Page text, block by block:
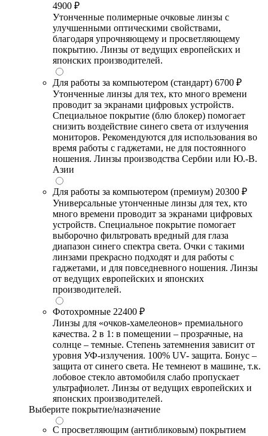
4900 ₽
Утонченные полимерные очковые линзы с
улучшенными оптическими свойствами,
благодаря упрочняющему и просветляющему
покрытию. Линзы от ведущих европейских и
японских производителей.
Для работы за компьютером (стандарт) 6700 ₽
Утонченные линзы для тех, кто много времени
проводит за экранами цифровых устройств.
Специальное покрытие (блю блокер) помогает
снизить воздействие синего света от излучения
мониторов. Рекомендуются для использования во
время работы с гаджетами, не для постоянного
ношения. Линзы производства Сербии или Ю.-В.
Азии
Для работы за компьютером (премиум) 20300 ₽
Универсальные утонченные линзы для тех, кто
много времени проводит за экранами цифровых
устройств. Специальное покрытие помогает
выборочно фильтровать вредный для глаза
диапазон синего спектра света. Очки с такими
линзами прекрасно подходят и для работы с
гаджетами, и для повседневного ношения. Линзы
от ведущих европейских и японских
производителей.
Фотохромные 22400 ₽
Линзы для «очков-хамелеонов» премиального
качества. 2 в 1: в помещении – прозрачные, на
солнце – темные. Степень затемнения зависит от
уровня УФ-излучения. 100% UV- защита. Бонус –
защита от синего света. Не темнеют в машине, т.к.
лобовое стекло автомобиля слабо пропускает
ультрафиолет. Линзы от ведущих европейских и
японских производителей.
Выберите покрытие/назначение
С просветляющим (антибликовым) покрытием